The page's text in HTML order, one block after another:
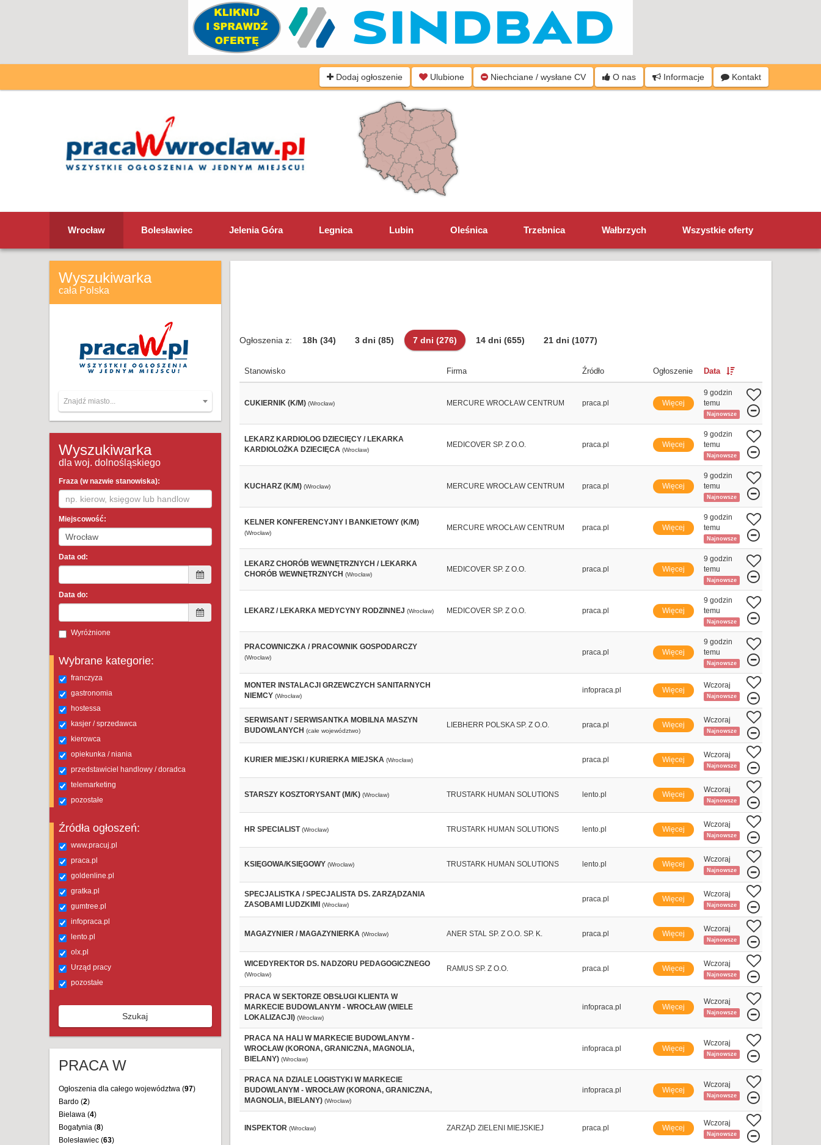
Dodaj ogłoszenie Ulubione Niechciane / wysłane CV O nas Informacje Kontakt
Wrocław Bolesławiec Jelenia Góra Legnica Lubin Oleśnica Trzebnica Wałbrzych Wszystkie oferty
Wyszukiwarka
cała Polska
Znajdź miasto...
Wyszukiwarka
dla woj. dolnośląskiego
Fraza (w nazwie stanowiska):
Miejscowość:
Data od:
Data do:
Wyróżnione
Wybrane kategorie:
franczyza
gastronomia
hostessa
kasjer / sprzedawca
kierowca
opiekunka / niania
przedstawiciel handlowy / doradca
telemarketing
pozostałe
Źródła ogłoszeń:
www.pracuj.pl
praca.pl
goldenline.pl
gratka.pl
gumtree.pl
infopraca.pl
lento.pl
olx.pl
Urząd pracy
pozostałe
Szukaj
PRACA W
Ogłoszenia dla całego województwa (97)
Bardo (2)
Bielawa (4)
Bogatynia (8)
Bolesławiec (63)
Ogłoszenia z: 18h (34) 3 dni (85) 7 dni (276) 14 dni (655) 21 dni (1077)
Stanowisko Firma Źródło Ogłoszenie Data
CUKIERNIK (K/M) (Wrocław) MERCURE WROCŁAW CENTRUM praca.pl Więcej
9 godzin
temu
Najnowsze
LEKARZ KARDIOLOG DZIECIĘCY / LEKARKA
KARDIOLOŻKA DZIECIĘCA (Wrocław)
MEDICOVER SP. Z O.O. praca.pl Więcej
9 godzin
temu
Najnowsze
KUCHARZ (K/M) (Wrocław) MERCURE WROCŁAW CENTRUM praca.pl Więcej
9 godzin
temu
Najnowsze
KELNER KONFERENCYJNY I BANKIETOWY (K/M)
(Wrocław)
MERCURE WROCŁAW CENTRUM praca.pl Więcej
9 godzin
temu
Najnowsze
LEKARZ CHORÓB WEWNĘTRZNYCH / LEKARKA
CHORÓB WEWNĘTRZNYCH (Wrocław)
MEDICOVER SP. Z O.O. praca.pl Więcej
9 godzin
temu
Najnowsze
LEKARZ / LEKARKA MEDYCYNY RODZINNEJ (Wrocław) MEDICOVER SP. Z O.O. praca.pl Więcej
9 godzin
temu
Najnowsze
PRACOWNICZKA / PRACOWNIK GOSPODARCZY
(Wrocław)
praca.pl Więcej
9 godzin
temu
Najnowsze
MONTER INSTALACJI GRZEWCZYCH SANITARNYCH
NIEMCY (Wrocław)
infopraca.pl Więcej
Wczoraj
Najnowsze
SERWISANT / SERWISANTKA MOBILNA MASZYN
BUDOWLANYCH (całe województwo)
LIEBHERR POLSKA SP. Z O.O. praca.pl Więcej
Wczoraj
Najnowsze
KURIER MIEJSKI / KURIERKA MIEJSKA (Wrocław) praca.pl Więcej
Wczoraj
Najnowsze
STARSZY KOSZTORYSANT (M/K) (Wrocław) TRUSTARK HUMAN SOLUTIONS lento.pl Więcej
Wczoraj
Najnowsze
HR SPECIALIST (Wrocław) TRUSTARK HUMAN SOLUTIONS lento.pl Więcej
Wczoraj
Najnowsze
KSIĘGOWA/KSIĘGOWY (Wrocław) TRUSTARK HUMAN SOLUTIONS lento.pl Więcej
Wczoraj
Najnowsze
SPECJALISTKA / SPECJALISTA DS. ZARZĄDZANIA
ZASOBAMI LUDZKIMI
(Wrocław)
praca.pl Więcej
Wczoraj
Najnowsze
MAGAZYNIER / MAGAZYNIERKA (Wrocław) ANER STAL SP. Z O.O. SP. K. praca.pl Więcej
Wczoraj
Najnowsze
WICEDYREKTOR DS. NADZORU PEDAGOGICZNEGO
(Wrocław)
RAMUS SP. Z O.O. praca.pl Więcej
Wczoraj
Najnowsze
PRACA W SEKTORZE OBSŁUGI KLIENTA W
MARKECIE BUDOWLANYM - WROCŁAW (WIELE
LOKALIZACJI) (Wrocław)
infopraca.pl Więcej
Wczoraj
Najnowsze
PRACA NA HALI W MARKECIE BUDOWLANYM -
WROCŁAW (KORONA, GRANICZNA, MAGNOLIA,
BIELANY) (Wrocław)
infopraca.pl Więcej
Wczoraj
Najnowsze
PRACA NA DZIALE LOGISTYKI W MARKECIE
BUDOWLANYM - WROCŁAW (KORONA, GRANICZNA,
MAGNOLIA, BIELANY) (Wrocław)
infopraca.pl Więcej
Wczoraj
Najnowsze
INSPEKTOR (Wrocław) ZARZĄD ZIELENI MIEJSKIEJ praca.pl Więcej
Wczoraj
Najnowsze